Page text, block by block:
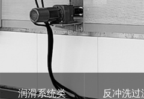
润滑系统类 反冲洗过